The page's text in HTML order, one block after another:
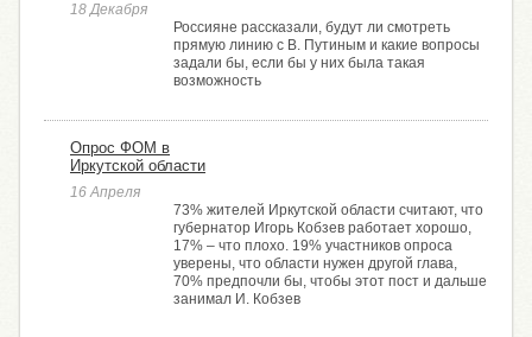
18 Декабря
Россияне рассказали, будут ли смотреть
прямую линию с В. Путиным и какие вопросы
задали бы, если бы у них была такая
возможность
Опрос ФОМ в
Иркутской области
16 Апреля
73% жителей Иркутской области считают, что
губернатор Игорь Кобзев работает хорошо,
17% – что плохо. 19% участников опроса
уверены, что области нужен другой глава,
70% предпочли бы, чтобы этот пост и дальше
занимал И. Кобзев